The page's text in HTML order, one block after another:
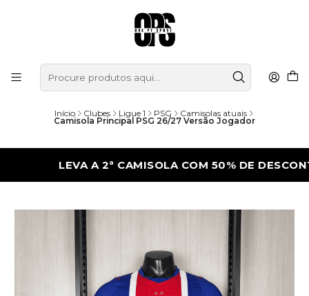
Início Clubes Ligue 1 PSG Camisolas atuais
Camisola Principal PSG 26/27 Versão Jogador
LEVA A 2ª CAMISOLA COM 50% DE DESCONTO